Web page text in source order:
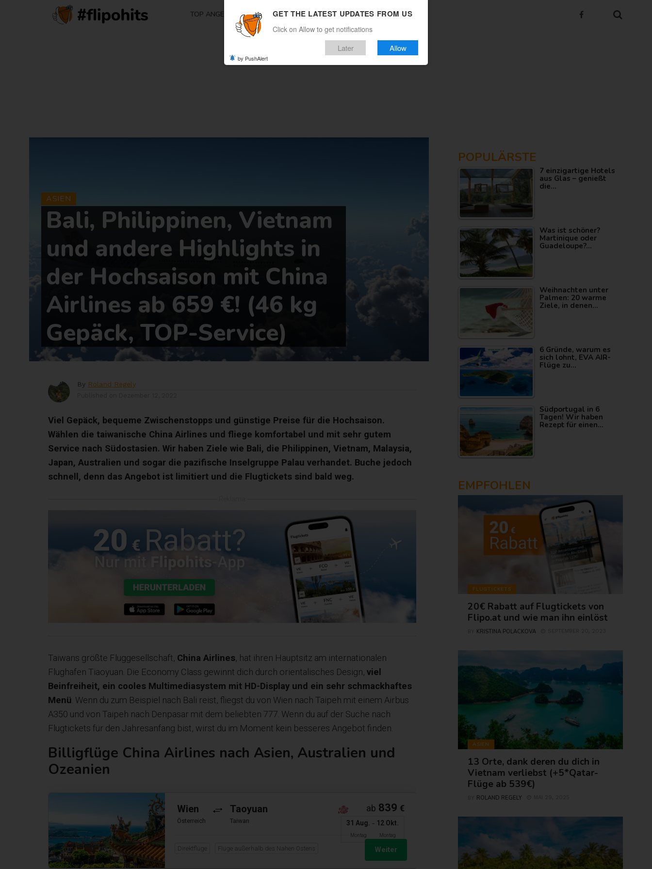
TOP ANGEBOTE REISEMAGAZIN MULTICITY WOHIN REISEN
ASIEN
Bali, Philippinen, Vietnam
und andere Highlights in
der Hochsaison mit China
Airlines ab 659 €! (46 kg
Gepäck, TOP-Service)
By Roland Regely
Viel Gepäck, bequeme Zwischenstopps und günstige Preise für die Hochsaison.
Wählen die taiwanische China Airlines und fliege komfortabel und mit sehr gutem
Service nach Südostasien. Wir haben Ziele wie Bali, die Philippinen, Vietnam, Malaysia,
Japan, Australien und sogar die pazifische Inselgruppe Palau verhandet. Buche jedoch
schnell, denn das Angebot ist limitiert und die Flugtickets sind bald weg.
Taiwans größte Fluggesellschaft, China Airlines, hat ihren Hauptsitz am internationalen
Flughafen Tiaoyuan. Die Economy Class gewinnt dich durch orientalisches Design,viel
Beinfreiheit, ein cooles Multimediasystem mit HD-Display und ein sehr schmackhaftes
Menü . Wenn du zum Beispiel nach Bali reist, fliegst du von Wien nach Taipeh mit einem Airbus
A350 und von Taipeh nach Denpasar mit dem beliebten 777. Wenn du auf der Suche nach
Flugtickets für den Jahresanfang bist, wirst du im Moment kein besseres Angebot finden.
Billigflüge China Airlines nach Asien, Australien und
Ozeanien
Wien
Österreich
Taoyuan
Taiwan
Direktflüge Flüge außerhalb des Nahen Ostens
ab 839 €
31 Aug.
Montag
- 12 Okt.
Montag
Weiter
POPULÄRSTE
7 einzigartige Hotels
aus Glas – genießt
die…
Was ist schöner?
Martinique oder
Guadeloupe?…
Weihnachten unter
Palmen: 20 warme
Ziele, in denen…
6 Gründe, warum es
sich lohnt, EVA AIR-
Flüge zu…
Südportugal in 6
Tagen! Wir haben
Rezept für einen…
EMPFOHLEN
FLUGTICKETS
20€ Rabatt auf Flugtickets von
Flipo.at und wie man ihn einlöst
KRISTINA POLACKOVA
ASIEN
13 Orte, dank deren du dich in
Vietnam verliebst (+5*Qatar-
Flüge ab 539€)
ROLAND REGELY
GET THE LATEST UPDATES FROM US
Click on Allow to get notifications
Later Allow
by PushAlert